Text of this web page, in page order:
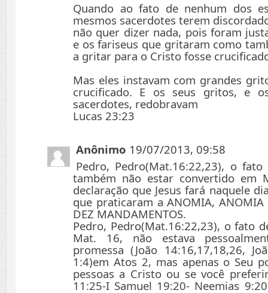
Quando ao fato de nenhum dos
mesmos sacerdotes terem
não quer dizer nada, pois foram
e os fariseus que gritaram como
a gritar para o Cristo fosse
Mas eles instavam com grandes
crucificado. E os seus gritos, e
sacerdotes, redobravam
Lucas 23:23
Anônimo 19/07/2013, 09:58
Pedro, Pedro(Mat.16:22,23), o
também não estar convertido em
declaração que Jesus fará naquele
que praticaram a ANOMIA, ANOMIA
DEZ MANDAMENTOS.
Pedro, Pedro(Mat.16:22,23), o fato
Mat. 16, não estava
promessa (João 14:16,17,18,26,
1:4)em Atos 2, mas apenas o Seu
pessoas a Cristo ou se você
11:25-I Samuel 19:20- Neemias